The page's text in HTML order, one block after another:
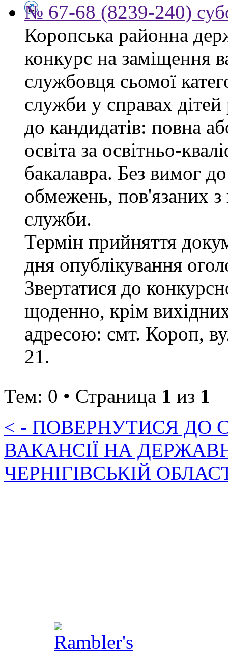
№ 67-68 (8239-240)
Коропська районна
конкурс на заміщення
службовця сьомої
служби у справах
до кандидатів: повна
освіта за освітньо-
бакалавра. Без вимог
обмежень, пов'язаних
служби.
Термін прийняття
дня опублікування
Звертатися до
щоденно, крім
адресою: смт. Короп,
21.
Тем: 0 • Страница 1 из 1
< - ПОВЕРНУТИСЯ ДО
ВАКАНСІЇ НА
ЧЕРНІГІВСЬКІЙ